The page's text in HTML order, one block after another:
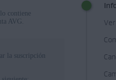
contiene
AVG.
la suscripción